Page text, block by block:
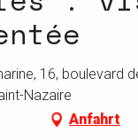
16, boulevard
Nazaire
Anfahrt